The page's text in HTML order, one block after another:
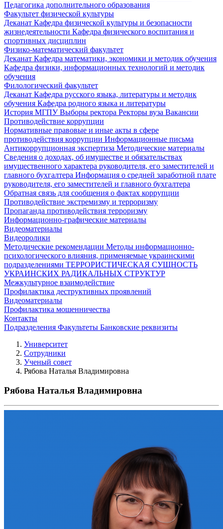
Педагогика дополнительного образования
Факультет физической культуры
Деканат Кафедра физической культуры и безопасности
жизнедеятельности Кафедра физического воспитания и
спортивных дисциплин
Физико-математический факультет
Деканат Кафедра математики, экономики и методик обучения
Кафедра физики, информационных технологий и методик
обучения
Филологический факультет
Деканат Кафедра русского языка, литературы и методик
обучения Кафедра родного языка и литературы
История МГПУВыборы ректора Ректоры вуза Вакансии
Противодействие коррупции
Нормативные правовые и иные акты в сфере
противодействия коррупции Информационные письма
Антикоррупционная экспертиза Методические материалы
Сведения о доходах, об имуществе и обязательствах
имущественного характера руководителя, его заместителей и
главного бухгалтера Информация о средней заработной плате
руководителя, его заместителей и главного бухгалтера
Обратная связь для сообщения о фактах коррупции
Противодействие экстремизму и терроризму
Пропаганда противодействия терроризму
Информационно-графические материалы
Видеоматериалы
Видеоролики
Методические рекомендации Методы информационно-
психологического влияния, применяемые украинскими
подразделениями ТЕРРОРИСТИЧЕСКАЯ СУЩНОСТЬ
УКРАИНСКИХ РАДИКАЛЬНЫХ СТРУКТУР
Межкультурное взаимодействие
Профилактика деструктивных проявлений
Видеоматериалы
Профилактика мошенничества
Контакты
Подразделения Факультеты Банковские реквизиты
Университет
Сотрудники
Ученый совет
Рябова Наталья Владимировна
Рябова Наталья Владимировна